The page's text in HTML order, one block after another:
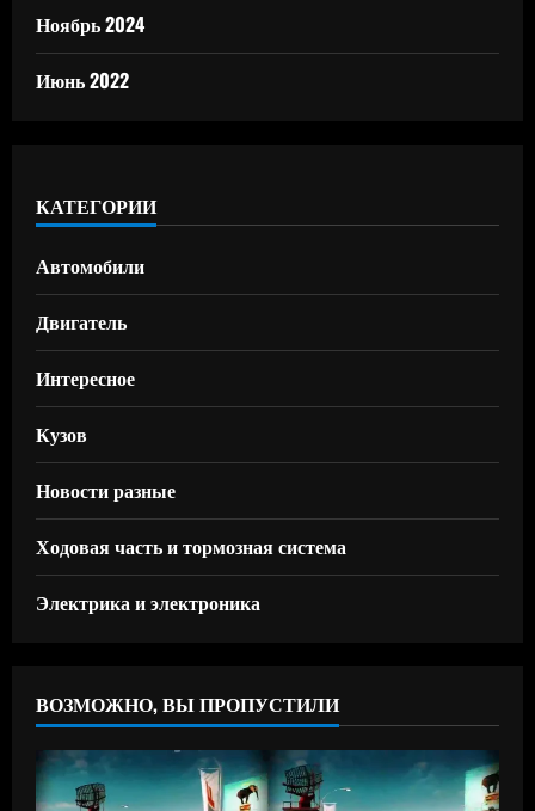
Ноябрь 2024
Июнь 2022
КАТЕГОРИИ
Автомобили
Двигатель
Интересное
Кузов
Новости разные
Ходовая часть и тормозная система
Электрика и электроника
ВОЗМОЖНО, ВЫ ПРОПУСТИЛИ